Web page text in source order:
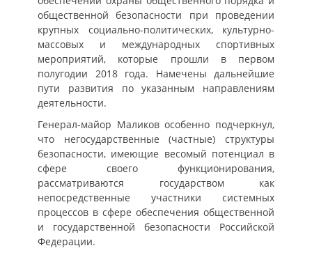
общественной безопасности при проведении
крупных социально-политических, культурно-
массовых и международных спортивных
мероприятий, которые прошли в первом
полугодии 2018 года. Намечены дальнейшие
пути развития по указанным направлениям
деятельности.
Генерал-майор Маликов особенно подчеркнул,
что негосударственные (частные) структуры
безопасности, имеющие весомый потенциал в
сфере своего функционирования,
рассматриваются государством как
непосредственные участники системных
процессов в сфере обеспечения общественной
и государственной безопасности Российской
Федерации.